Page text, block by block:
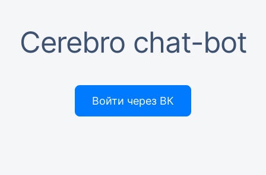
Cerebro chat-bot
Войти через ВК